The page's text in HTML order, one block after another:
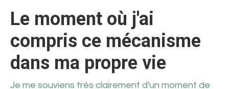
Le moment où j'ai
compris ce mécanisme
dans ma propre vie
Je me souviens très clairement d'un moment de